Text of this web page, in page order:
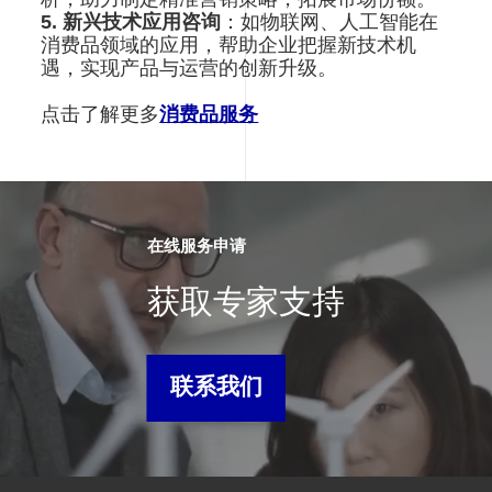
5. 新兴技术应用咨询 ：如物联网、人工智能在
消费品领域的应用，帮助企业把握新技术机
遇，实现产品与运营的创新升级。
点击了解更多消费品服务
在线服务申请
获取专家支持
联系我们